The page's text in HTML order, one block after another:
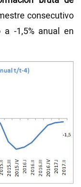
consecutivo
-1,5% anual en